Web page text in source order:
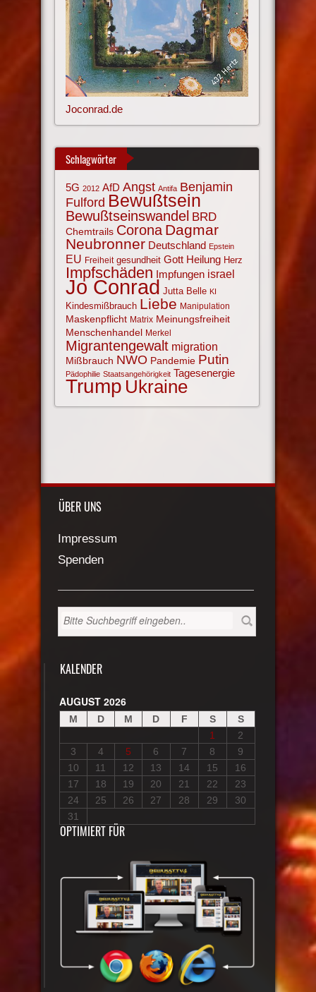
Joconrad.de
Schlagwörter
5G 2012 AfD Angst Antifa Benjamin
Fulford Bewußtsein
Bewußtseinswandel BRD
Chemtrails Corona Dagmar
Neubronner Deutschland Epstein
EU Freiheit gesundheit Gott Heilung Herz
Impfschäden Impfungen israel
Jo Conrad Jutta Belle KI
Kindesmißbrauch Liebe Manipulation
Maskenpflicht Matrix Meinungsfreiheit
Menschenhandel Merkel
Migrantengewalt migration
Mißbrauch NWO Pandemie Putin
Pädophilie Staatsangehörigkeit Tagesenergie
Trump Ukraine
ÜBER UNS
Impressum
Spenden
KALENDER
AUGUST 2026
M D M D F S
S
1
2
3
4 5 6 7 8
9
10
11 12 13 14 15
16
17
18 19 20 21 22
23
24
25 26 27 28 29
30
31
OPTIMIERT FÜR